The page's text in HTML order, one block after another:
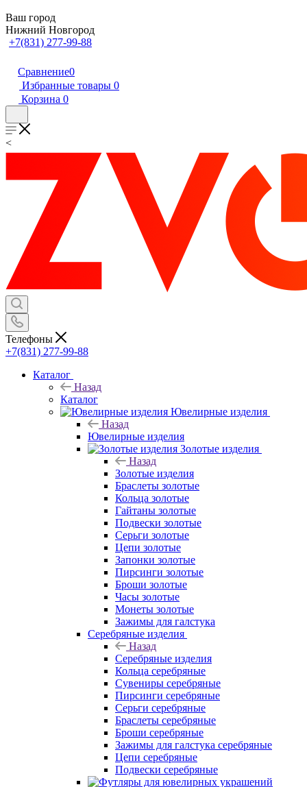
Ваш город
Нижний Новгород
+7(831) 277-99-88
Сравнение0
Избранные товары 0
Корзина 0
<
Телефоны
+7(831) 277-99-88
Каталог
Назад
Каталог
Ювелирные изделия
Назад
Ювелирные изделия
Золотые изделия
Назад
Золотые изделия
Браслеты золотые
Кольца золотые
Гайтаны золотые
Подвески золотые
Серьги золотые
Цепи золотые
Запонки золотые
Пирсинги золотые
Броши золотые
Часы золотые
Монеты золотые
Зажимы для галстука
Серебряные изделия
Назад
Серебряные изделия
Кольца серебряные
Сувениры серебряные
Пирсинги серебряные
Серьги серебряные
Браслеты серебряные
Броши серебряные
Зажимы для галстука серебряные
Цепи серебряные
Подвески серебряные